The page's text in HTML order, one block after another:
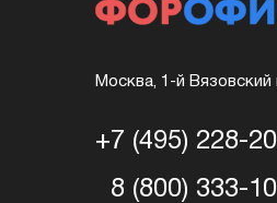
Москва, 1-й Вязовский
+7 (495) 228-
8 (800) 333-